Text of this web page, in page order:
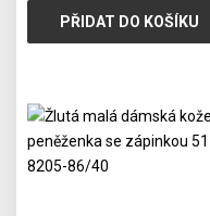
PŘIDAT DO KOŠÍKU